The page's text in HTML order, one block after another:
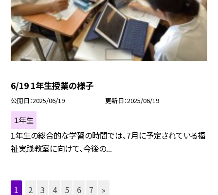
6/19 1年生授業の様子
公開日 2025/06/19 更新日 2025/06/19
１年生
1年生の総合的な学習の時間では、7月に予定されている福
祉実践教室に向けて、今後の...
1 2 3 4 5 6 7 »